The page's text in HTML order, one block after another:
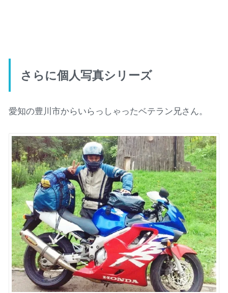
さらに個人写真シリーズ
愛知の豊川市からいらっしゃったベテラン兄さん。